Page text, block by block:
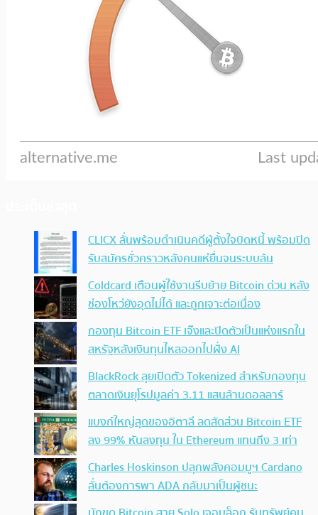
CLICX ลั่นพร้อมดำเนินคดีผู้ตั้งใจบิดหนี้ พร้อมปิด
รับสมัครชั่วคราวหลังคนแห่ยื่นจนระบบล้น
Coldcard เตือนผู้ใช้งานรีบย้าย Bitcoin ด่วน หลัง
ช่องโหว่ยังอุดไม่ได้ และถูกเจาะต่อเนื่อง
กองทุน Bitcoin ETF เจ๊งและปิดตัวเป็นแห่งแรกใน
สหรัฐหลังเงินทุนไหลออกไปฝั่ง AI
BlackRock ลุยเปิดตัว Tokenized สำหรับกองทุน
ตลาดเงินยุโรปมูลค่า 3.11 แสนล้านดอลลาร์
แบงก์ใหญ่สุดของอิตาลี ลดสัดส่วน Bitcoin ETF
ลง 99% หันลงทุน ใน Ethereum แทนถึง 3 เท่า
Charles Hoskinson ปลุกพลังคอมมูฯ Cardano
ลั่นต้องการพา ADA กลับมาเป็นผู้ชนะ